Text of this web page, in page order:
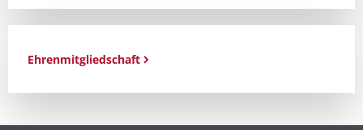
Ehrenmitgliedschaft